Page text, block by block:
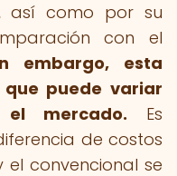
así como por su
con el
embargo, esta
puede variar
el mercado. Es
de costos
convencional se